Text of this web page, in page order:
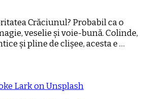
Crăciunul? Probabil ca o
veselie și voie-bună. Colinde,
și pline de clișee, acesta e …